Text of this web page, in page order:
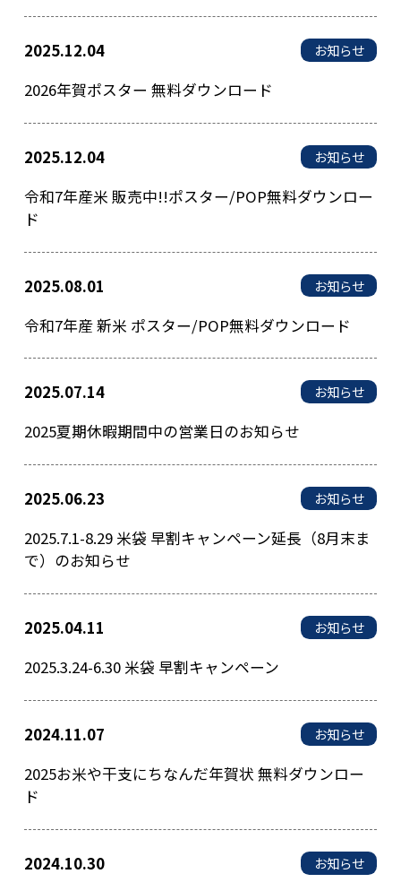
2025.12.04 お知らせ
2026年賀ポスター 無料ダウンロード
2025.12.04 お知らせ
令和7年産米 販売中!!ポスター/POP無料ダウンロー
ド
2025.08.01 お知らせ
令和7年産 新米 ポスター/POP無料ダウンロード
2025.07.14 お知らせ
2025夏期休暇期間中の営業日のお知らせ
2025.06.23 お知らせ
2025.7.1-8.29 米袋 早割キャンペーン延長（8月末ま
で）のお知らせ
2025.04.11 お知らせ
2025.3.24-6.30 米袋 早割キャンペーン
2024.11.07 お知らせ
2025お米や干支にちなんだ年賀状 無料ダウンロー
ド
2024.10.30 お知らせ